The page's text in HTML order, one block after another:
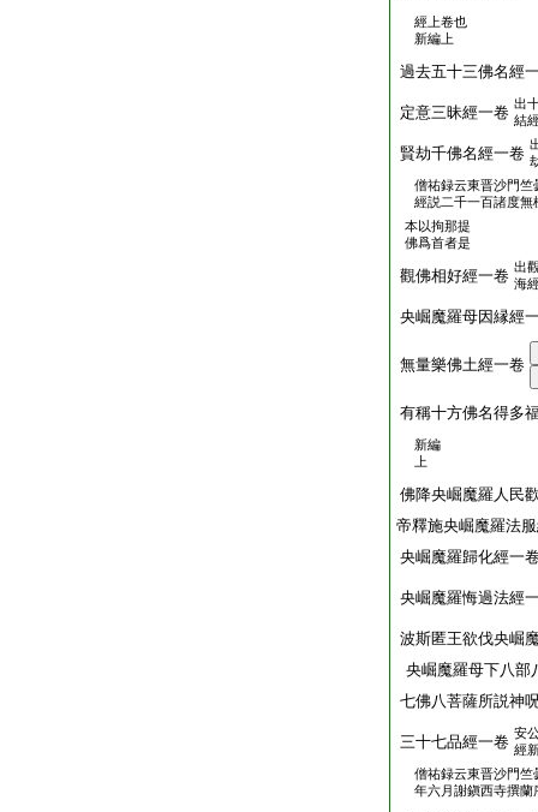
經上卷也
新編上
過去五十三佛名經
定意三昧經一卷 出
結
賢劫千佛名經一卷
僧祐録云東晋沙門竺
經説二千一百諸度無
本以拘那提
佛爲首者是
觀佛相好經一卷 出
海
央崛魔羅母因縁經
無量樂佛土經一卷
有稱十方佛名得多
新編
上
佛降央崛魔羅人民
帝釋施央崛魔羅法
央崛魔羅歸化經一
央崛魔羅悔過法經
波斯匿王欲伐央崛
央崛魔羅母下八部
七佛八菩薩所説神
三十七品經一卷 安
經
僧祐録云東晋沙門竺
年六月謝鎭西寺撰蘭